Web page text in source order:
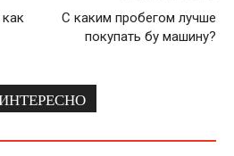
С каким пробегом лучше
покупать бу машину?